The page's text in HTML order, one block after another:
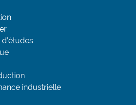
industrielle